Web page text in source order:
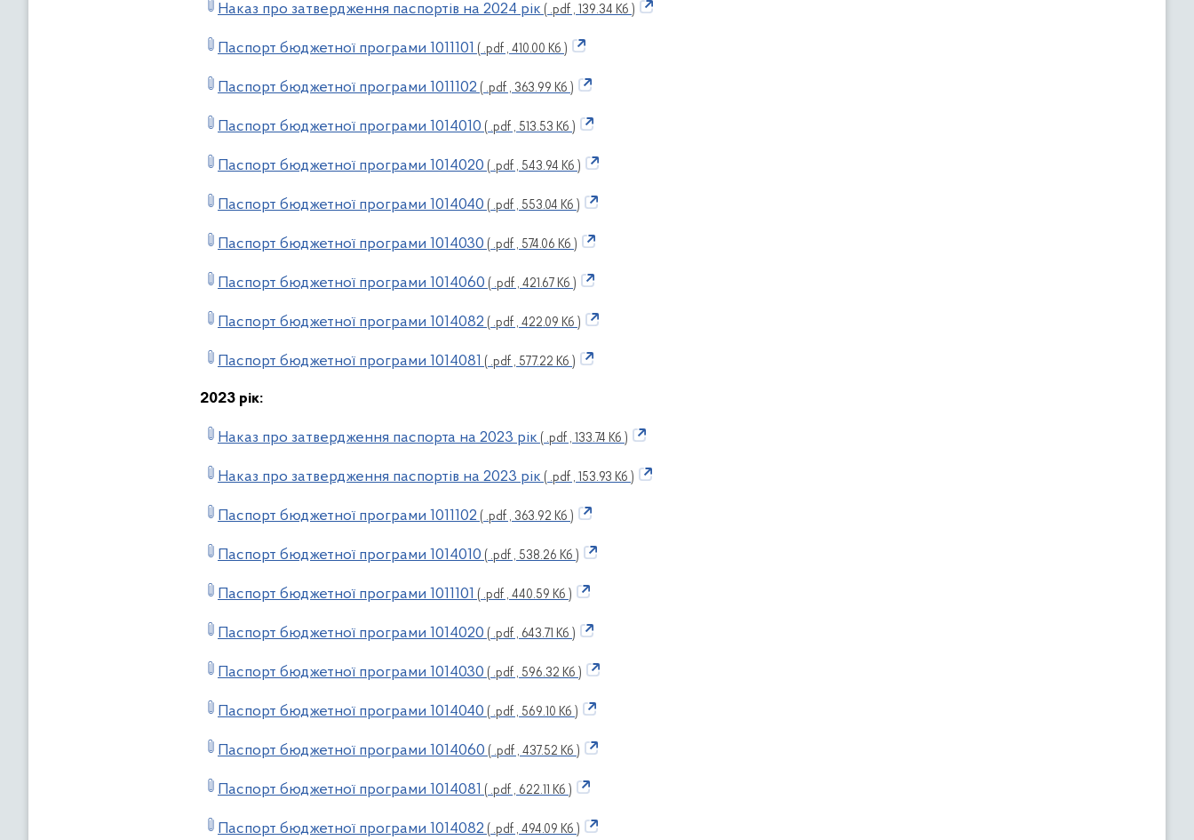
Наказ про затвердження паспортів на 2024 рік ( .pdf , 139.34 Кб )
Паспорт бюджетної програми 1011101 ( .pdf , 410.00 Кб )
Паспорт бюджетної програми 1011102 ( .pdf , 363.99 Кб )
Паспорт бюджетної програми 1014010 ( .pdf , 513.53 Кб )
Паспорт бюджетної програми 1014020 ( .pdf , 543.94 Кб )
Паспорт бюджетної програми 1014040 ( .pdf , 553.04 Кб )
Паспорт бюджетної програми 1014030 ( .pdf , 574.06 Кб )
Паспорт бюджетної програми 1014060 ( .pdf , 421.67 Кб )
Паспорт бюджетної програми 1014082 ( .pdf , 422.09 Кб )
Паспорт бюджетної програми 1014081 ( .pdf , 577.22 Кб )
2023 рік:
Наказ про затвердження паспорта на 2023 рік ( .pdf , 133.74 Кб )
Наказ про затвердження паспортів на 2023 рік ( .pdf , 153.93 Кб )
Паспорт бюджетної програми 1011102 ( .pdf , 363.92 Кб )
Паспорт бюджетної програми 1014010 ( .pdf , 538.26 Кб )
Паспорт бюджетної програми 1011101 ( .pdf , 440.59 Кб )
Паспорт бюджетної програми 1014020 ( .pdf , 643.71 Кб )
Паспорт бюджетної програми 1014030 ( .pdf , 596.32 Кб )
Паспорт бюджетної програми 1014040 ( .pdf , 569.10 Кб )
Паспорт бюджетної програми 1014060 ( .pdf , 437.52 Кб )
Паспорт бюджетної програми 1014081 ( .pdf , 622.11 Кб )
Паспорт бюджетної програми 1014082 ( .pdf , 494.09 Кб )